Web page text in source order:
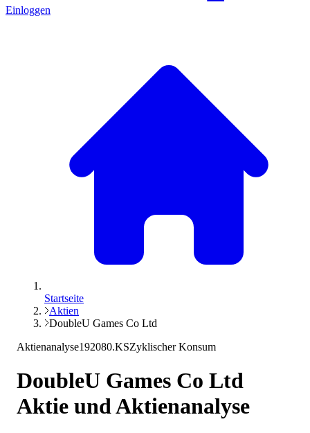
Einloggen
Startseite
Aktien
DoubleU Games Co Ltd
Aktienanalyse192080.KSZyklischer Konsum
DoubleU Games Co Ltd
Aktie und Aktienanalyse